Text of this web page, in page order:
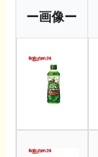
ー画像ー